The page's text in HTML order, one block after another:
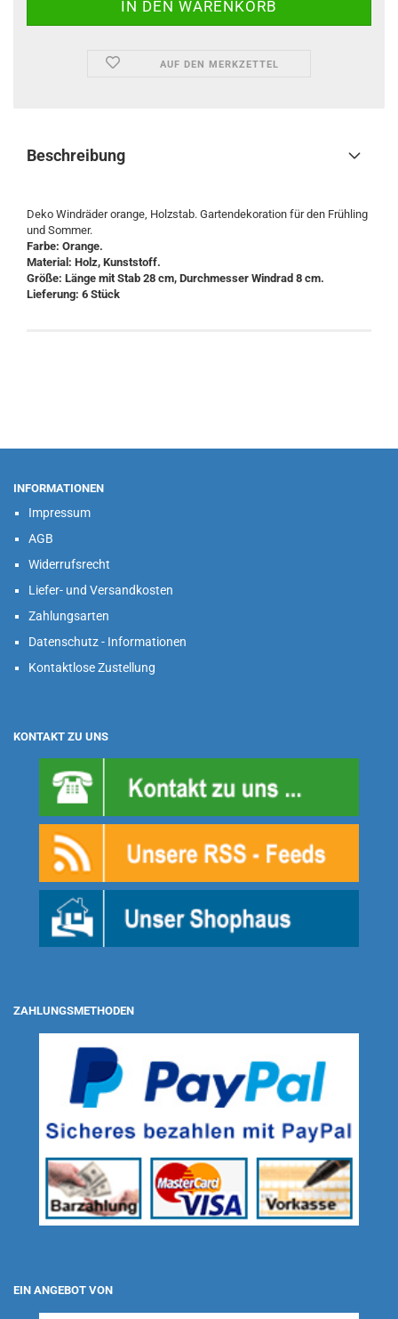
AUF DEN MERKZETTEL
Beschreibung
Deko Windräder orange, Holzstab. Gartendekoration für den Frühling
und Sommer.
Farbe: Orange.
Material: Holz, Kunststoff.
Größe: Länge mit Stab 28 cm, Durchmesser Windrad 8 cm.
Lieferung: 6 Stück
INFORMATIONEN
Impressum
AGB
Widerrufsrecht
Liefer- und Versandkosten
Zahlungsarten
Datenschutz - Informationen
Kontaktlose Zustellung
KONTAKT ZU UNS
ZAHLUNGSMETHODEN
EIN ANGEBOT VON